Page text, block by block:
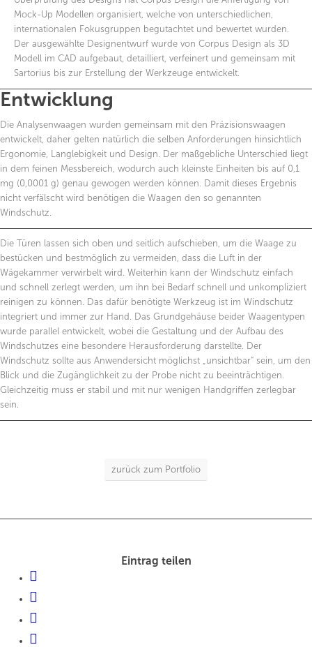
Mock-Up Modellen organisiert, welche von unterschiedlichen,
internationalen Fokusgruppen begutachtet und bewertet wurden.
Der ausgewählte Designentwurf wurde von Corpus Design als 3D
Modell im CAD aufgebaut, detailliert, verfeinert und gemeinsam mit
Sartorius bis zur Erstellung der Werkzeuge entwickelt.
Entwicklung
Die Analysenwaagen wurden gemeinsam mit den Präzisionswaagen
entwickelt, daher gelten natürlich die selben Anforderungen hinsichtlich
Ergonomie, Langlebigkeit und Design. Der maßgebliche Unterschied liegt
in dem feinen Messbereich, wodurch auch kleinste Einheiten bis auf 0,1
mg (0,0001 g) genau gewogen werden können. Damit dieses Ergebnis
nicht verfälscht wird benötigen die Waagen den so genannten
Windschutz.
Die Türen lassen sich oben und seitlich aufschieben, um die Waage zu
bestücken und bestmöglich zu vermeiden, dass die Luft in der
Wägekammer verwirbelt wird. Weiterhin kann der Windschutz einfach
und schnell zerlegt werden, um ihn bei Bedarf schnell und unkompliziert
reinigen zu können. Das dafür benötigte Werkzeug ist im Windschutz
integriert und immer zur Hand. Das Grundgehäuse beider Waagentypen
wurde parallel entwickelt, wobei die Gestaltung und der Aufbau des
Windschutzes eine besondere Herausforderung darstellte. Der
Windschutz sollte aus Anwendersicht möglichst „unsichtbar“ sein, um den
Blick und die Zugänglichkeit zu der Probe nicht zu beeinträchtigen.
Gleichzeitig muss er stabil und mit nur wenigen Handgriffen zerlegbar
sein.
zurück zum Portfolio
Eintrag teilen